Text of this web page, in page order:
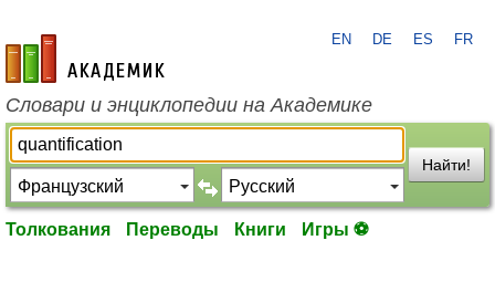
academic.ru
EN DE ES FR
Словари и энциклопедии на Академике
Найти!
Толкования Переводы Книги Игры ⚽